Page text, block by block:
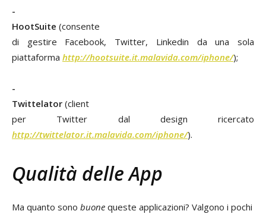
-
HootSuite (consente
di gestire Facebook, Twitter, Linkedin da una sola
piattaforma http://hootsuite.it.malavida.com/iphone/);
-
Twittelator (client
per Twitter dal design ricercato
http://twittelator.it.malavida.com/iphone/).
Qualità delle App
Ma quanto sono buone queste applicazioni? Valgono i pochi